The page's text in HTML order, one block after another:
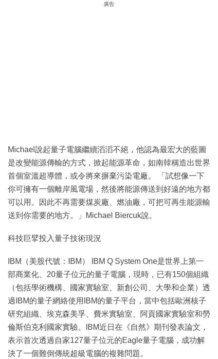
廣告
Michael說起量子電腦繼續滔滔不絕，他認為最宏大的藍圖
是改變能源傳輸的方式，掀起能源革命，如南韓稱造出世界
首個室溫超導體，或令將來摒棄污染電廠。 「試想像一下
你可擁有一個離岸風電場，然後將能源傳送到好遠的地方都
可以用。因此不再需要煤炭廠、燃油廠，可把可再生能源輸
送到你需要的地方。」Michael Biercuk說。
科技巨擘投入量子技術現況
IBM（美股代號：IBM） IBM Q System One是世界上第一
部商業化、20量子位元的量子電腦，現時，已有150個組織
（包括學術機構、國家實驗室、新創公司、大學和企業）透
過IBM的量子網絡使用IBM的量子平台，當中包括歐洲核子
研究組織、埃克森美孚、費米實驗室、阿貢國家實驗室和勞
倫斯伯克利國家實驗。IBM近日在《自然》期刊發表論文，
表示首次透過自家127量子位元的Eagle量子電腦，成功解
決了一個難倒傳統超級電腦的複雜問題。